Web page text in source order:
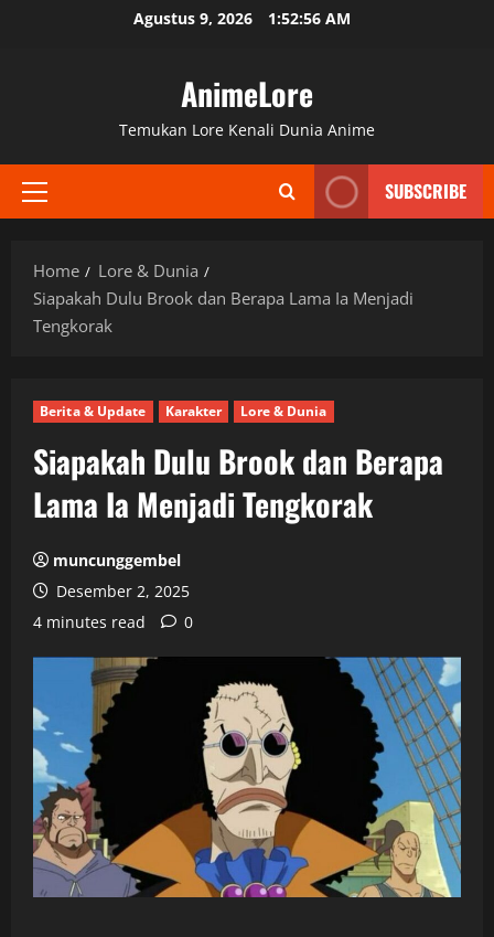
Agustus 9, 2026 1:52:58 AM
AnimeLore
Temukan Lore Kenali Dunia Anime
Primary
SUBSCRIBE
Home
Lore & Dunia
Siapakah Dulu Brook dan Berapa Lama Ia Menjadi
Tengkorak
Berita & Update Karakter Lore & Dunia
Siapakah Dulu Brook dan Berapa
Lama Ia Menjadi Tengkorak
muncunggembel
Desember 2, 2025
4 minutes read
0